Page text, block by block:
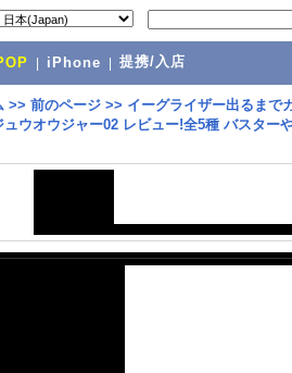
iPhone 提携/入店
>> 前のページ >> イーグライザー出るまで
ュウオウジャー02 レビュー!全5種 バスター